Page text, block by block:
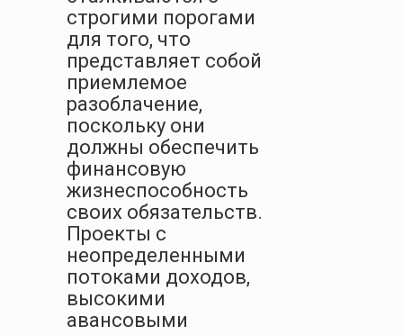
строгими порогами
для того, что
представляет собой
приемлемое
разоблачение,
поскольку они
должны обеспечить
финансовую
жизнеспособность
своих обязательств.
Проекты с
неопределенными
потоками доходов,
высокими
авансовыми